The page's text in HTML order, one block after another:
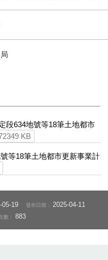
段634地號等18筆土地都市
KB
等18筆土地都市更新事業計
05-19 發布日期： 2025-04-11
數：883